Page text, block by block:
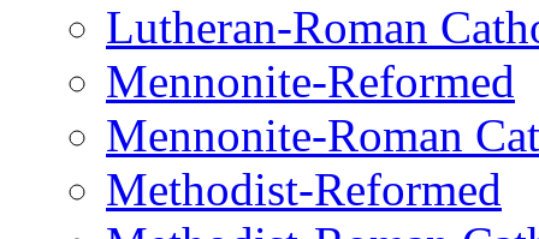
Lutheran-Roman
Mennonite-Reformed
Mennonite-Roman
Methodist-Reformed